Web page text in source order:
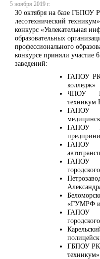
5 ноября 2019 г.
30 октября на базе ГБПОУ
лесотехнический
конкурс «Увлекательная
образовательных
профессионального
конкурсе приняли участие
заведений:
ГАПОУ РК
колледж»
ЧПОУ
техникум
ГАПОУ
ГАПОУ
ГАПОУ
ГАПОУ
«ГУМРФ
ГАПОУ
ГБПОУ РК
техникум»